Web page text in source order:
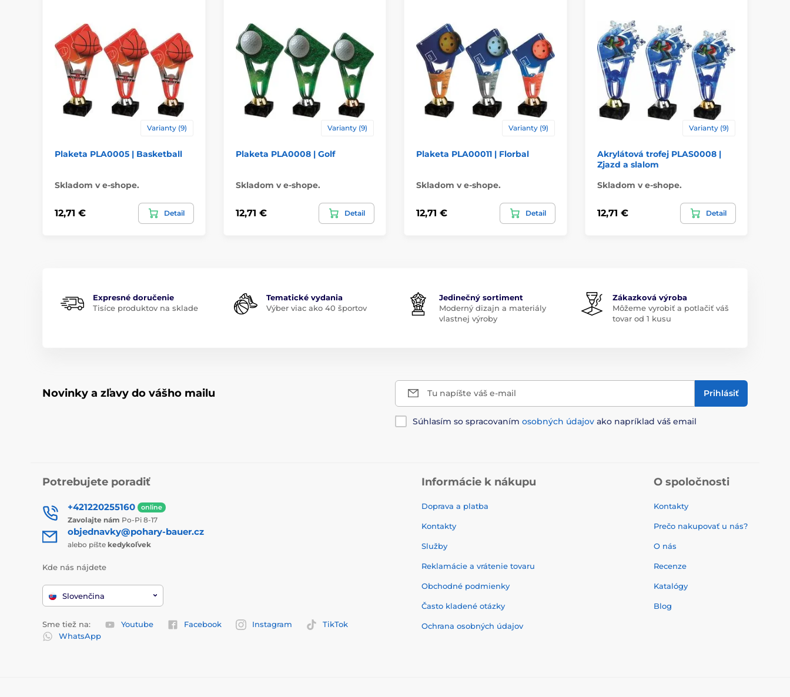
Varianty (9)
Plaketa PLA0005 | Basketball
Skladom v e-shope.
12,71 € Detail
Varianty (9)
Plaketa PLA0008 | Golf
Skladom v e-shope.
12,71 € Detail
Varianty (9)
Plaketa PLA00011 | Florbal
Skladom v e-shope.
12,71 € Detail
Varianty (9)
Akrylátová trofej PLAS0008 |
Zjazd a slalom
Skladom v e-shope.
12,71 € Detail
Expresné doručenie
Tisíce produktov na sklade
Tematické vydania
Výber viac ako 40 športov
Jedinečný sortiment
Moderný dizajn a materiály
vlastnej výroby
Zákazková výroba
Môžeme vyrobiť a potlačiť váš
tovar od 1 kusu
Novinky a zľavy do vášho mailu Tu napíšte váš e-mail Prihlásiť
Súhlasím so spracovaním osobných údajov ako napríklad váš email
Potrebujete poradiť
+421220255160 online
Zavolajte nám Po-Pi 8-17
objednavky@pohary-bauer.cz
alebo píšte kedykoľvek
Kde nás nájdete
Slovenčina
Sme tiež na: Youtube Facebook Instagram
TikTok
WhatsApp
Informácie k nákupu
Doprava a platba
Kontakty
Služby
Reklamácie a vrátenie tovaru
Obchodné podmienky
Často kladené otázky
Ochrana osobných údajov
O spoločnosti
Kontakty
Prečo nakupovať u nás?
O nás
Recenze
Katalógy
Blog